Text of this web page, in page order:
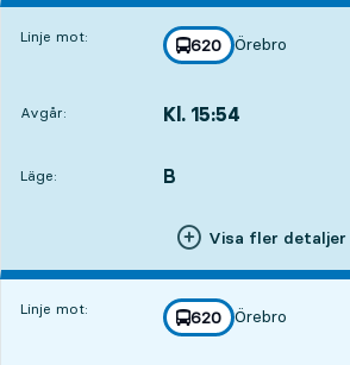
Linje mot: linje
620
mot
Örebro
,
Avgår: Kl. 15:54
Läge:
LÄGE, B
,
Visa fler detaljer
Linje mot: linje
620
mot
Örebro
,